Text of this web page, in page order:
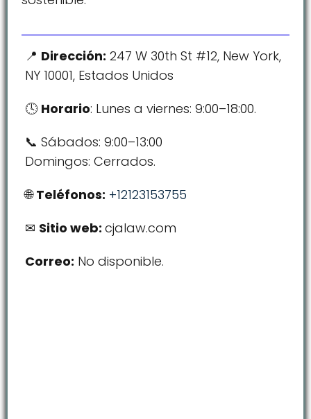
Dirección: 247 W 30th St #12, New York,
NY 10001, Estados Unidos
Horario: Lunes a viernes: 9:00–18:00.
Sábados: 9:00–13:00
Domingos: Cerrados.
Teléfonos: +12123153755
Sitio web:cjalaw.com
Correo: No disponible.